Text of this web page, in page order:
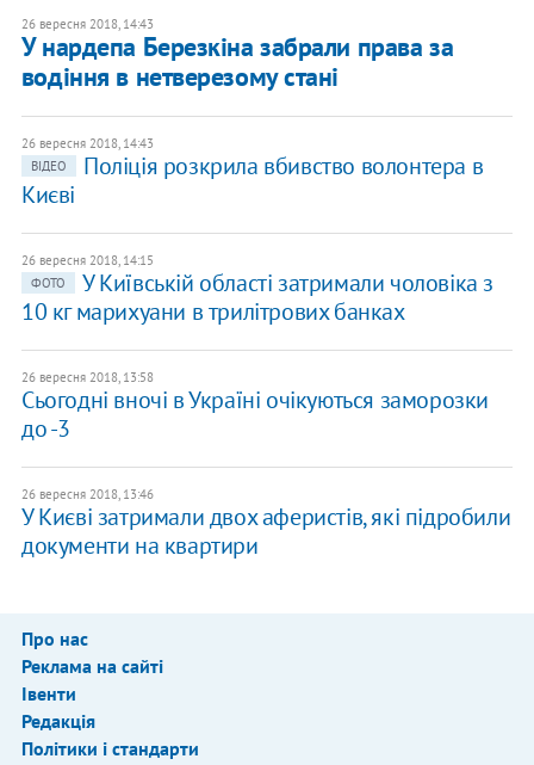
26 вересня 2018, 14:43
У нардепа Березкіна забрали права за
водіння в нетверезому стані
26 вересня 2018, 14:43
ВІДЕО
Поліція розкрила вбивство волонтера в
Києві
26 вересня 2018, 14:15
ФОТО
У Київській області затримали чоловіка з
10 кг марихуани в трилітрових банках
26 вересня 2018, 13:58
Сьогодні вночі в Україні очікуються заморозки
до -3
26 вересня 2018, 13:46
У Києві затримали двох аферистів, які підробили
документи на квартири
Про нас
Реклама на сайті
Івенти
Редакція
Політики і стандарти